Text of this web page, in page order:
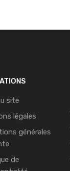
site
légales
générales
de